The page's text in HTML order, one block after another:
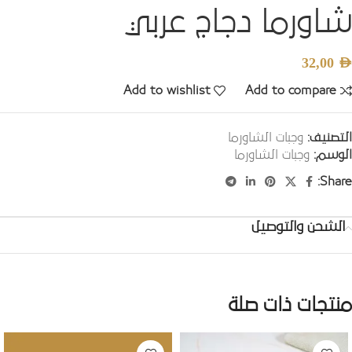
شاورما دجاج عربي
32,00 AED
Add to compare
Add to wishlist
التصنيف: وجبات الشاورما
الوسم: وجبات الشاورما
Share:
الشحن والتوصيل
منتجات ذات صلة